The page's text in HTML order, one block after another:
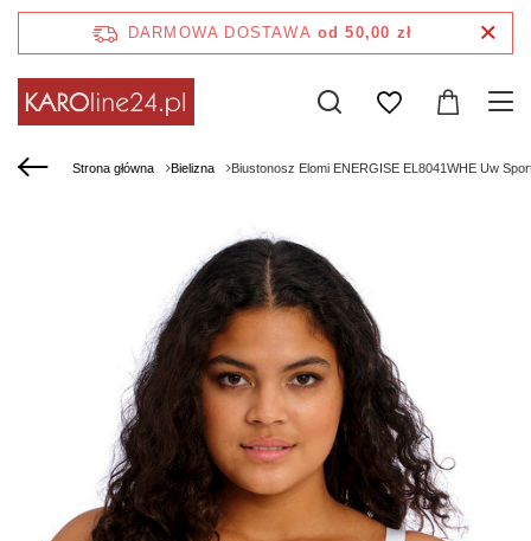
DARMOWA DOSTAWA od 50,00 zł
Strona główna Bielizna Biustonosz Elomi ENERGISE EL8041WHE Uw